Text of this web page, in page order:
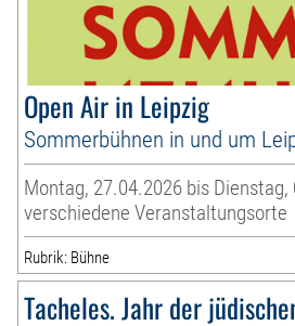
Open Air in Leipzig
Sommerbühnen in und um
Montag, 27.04.2026 bis Dienstag,
verschiedene Veranstaltungsorte
Rubrik: Bühne
Tacheles. Jahr der